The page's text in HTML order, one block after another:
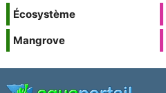
Écosystème
Mangrove